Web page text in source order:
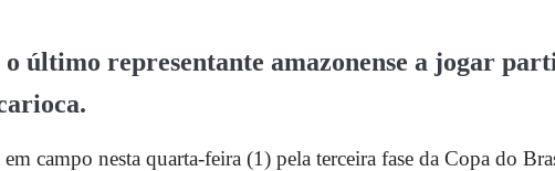
último representante amazonense a jogar
campo nesta quarta-feira (1) pela terceira fase da Copa do